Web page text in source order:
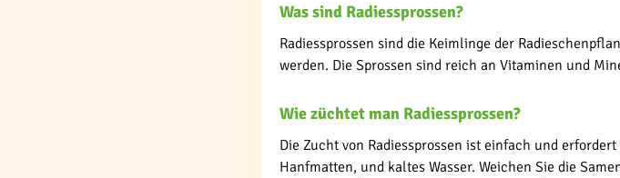
Was sind Radiessprossen?
Radiessprossen sind die Keimlinge der
werden. Die Sprossen sind reich an Vitaminen und
Wie züchtet man Radiessprossen?
Die Zucht von Radiessprossen ist einfach und
Hanfmatten, und kaltes Wasser. Weichen Sie die